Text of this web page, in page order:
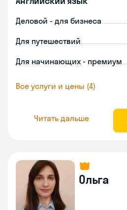
Деловой - для бизнеса
Для путешествий
Для начинающих - премиум
Все услуги и цены (4)
Читать дальше
Ольга